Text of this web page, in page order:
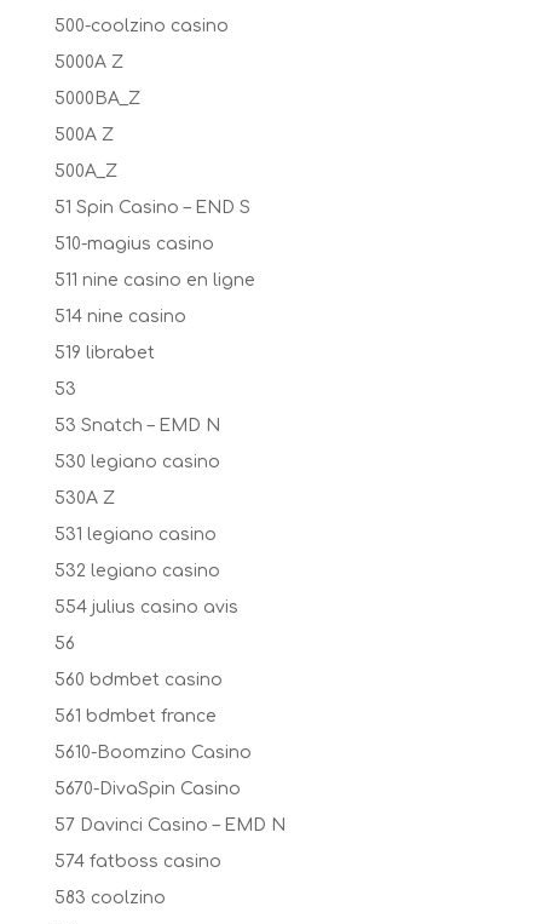
500-coolzino casino
5000A Z
5000BA_Z
500A Z
500A_Z
51 Spin Casino – END S
510-magius casino
511 nine casino en ligne
514 nine casino
519 librabet
53
53 Snatch – EMD N
530 legiano casino
530A Z
531 legiano casino
532 legiano casino
554 julius casino avis
56
560 bdmbet casino
561 bdmbet france
5610-Boomzino Casino
5670-DivaSpin Casino
57 Davinci Casino – EMD N
574 fatboss casino
583 coolzino